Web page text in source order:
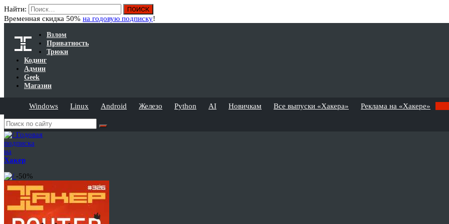
Найти:
Временная скидка 50% на годовую подписку!
Взлом
Приватность
Трюки
Кодинг
Админ
Geek
Магазин
Windows Linux Android Железо Python AI Новичкам Все выпуски «Хакера» Реклама на «Хакере»
Годовая
подписка
на
Хакер
-50%